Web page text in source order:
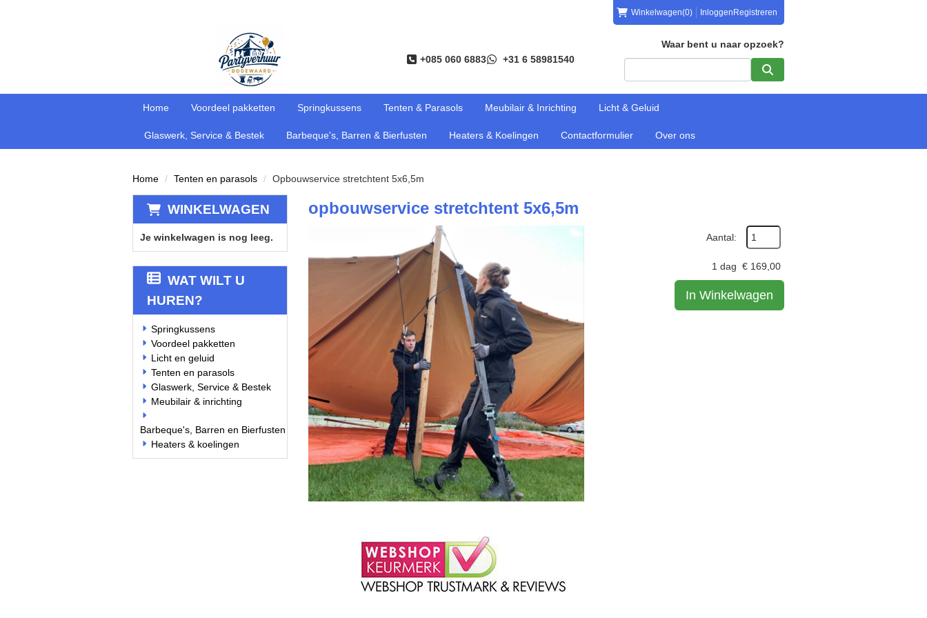
Winkelwagen(0) Inloggen Registreren
+085 060 6883 +31 6 58981540
Waar bent u naar opzoek?
Home Voordeel pakketten Springkussens Tenten & Parasols Meubilair & Inrichting Licht & Geluid
Glaswerk, Service & Bestek Barbeque's, Barren & Bierfusten Heaters & Koelingen Contactformulier Over ons
Home Tenten en parasols Opbouwservice stretchtent 5x6,5m
WINKELWAGEN
Je winkelwagen is nog leeg.
WAT WILT U
HUREN?
Springkussens
Voordeel pakketten
Licht en geluid
Tenten en parasols
Glaswerk, Service & Bestek
Meubilair & inrichting
Barbeque's, Barren en Bierfusten
Heaters & koelingen
opbouwservice stretchtent 5x6,5m
Aantal:
1 dag € 169,00
In Winkelwagen